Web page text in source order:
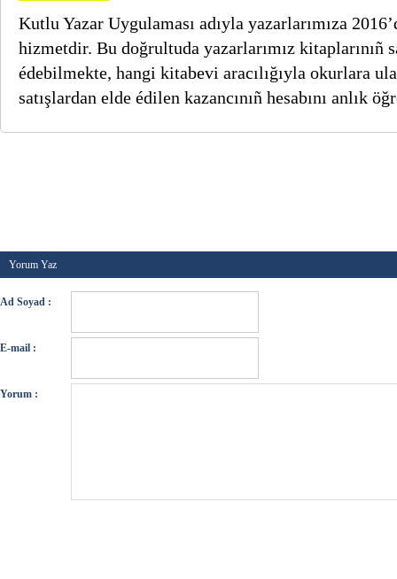
Kutlu Yazar Uygulaması adıyla yazarlarımıza
hizmetdir. Bu doğrultuda yazarlarımız kitaplarınıñ
édebilmekte, hangi kitabevi aracılığıyla okurlara
satışlardan elde édilen kazancınıñ hesabını anlık
Yorum Yaz
Ad Soyad :
E-mail :
Yorum :